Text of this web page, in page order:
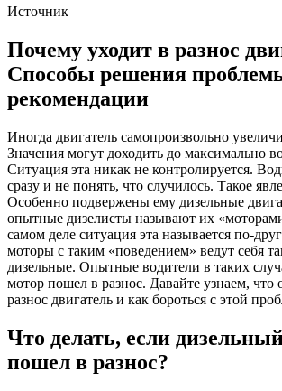
Источник
Почему уходит в разнос
Способы решения
рекомендации
Иногда двигатель самопроизвольно
Значения могут доходить до максимально
Ситуация эта никак не контролируется.
сразу и не понять, что случилось. Такое
Особенно подвержены ему дизельные
опытные дизелисты называют их
самом деле ситуация эта называется по-
моторы с таким «поведением» ведут себя
дизельные. Опытные водители в таких
мотор пошел в разнос. Давайте узнаем, что
разнос двигатель и как бороться с этой
Что делать, если
пошел в разнос?